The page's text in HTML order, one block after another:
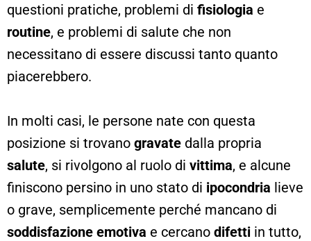
questioni pratiche, problemi di fisiologia e
routine, e problemi di salute che non
necessitano di essere discussi tanto quanto
piacerebbero.
In molti casi, le persone nate con questa
posizione si trovano gravate dalla propria
salute, si rivolgono al ruolo di vittima, e alcune
finiscono persino in uno stato di ipocondria lieve
o grave, semplicemente perché mancano di
soddisfazione emotiva e cercano difetti in tutto,